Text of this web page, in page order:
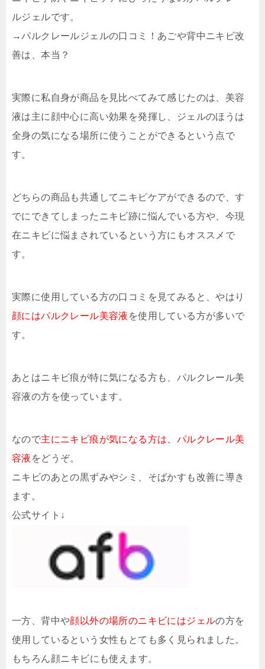
ルジェルです。
→パルクレールジェルの口コミ！あごや背中ニキビ改
善は、本当？
実際に私自身が商品を見比べてみて感じたのは、美容
液は主に顔中心に高い効果を発揮し、ジェルのほうは
全身の気になる場所に使うことができるという点で
す。
どちらの商品も共通してニキビケアができるので、す
でにできてしまったニキビ跡に悩んでいる方や、今現
在ニキビに悩まされているという方にもオススメで
す。
実際に使用している方の口コミを見てみると、やはり
顔にはパルクレール美容液 を使用している方が多いで
す。
あとはニキビ痕が特に気になる方も、パルクレール美
容液の方を使っています。
なので主にニキビ痕が気になる方は、パルクレール美
容液 をどうぞ。
ニキビのあとの黒ずみやシミ、そばかすも改善に導き
ます。
公式サイト↓
一方、背中や顔以外の場所のニキビにはジェルの方を
使用しているという女性もとても多く見られました。
もちろん顔ニキビにも使えます。